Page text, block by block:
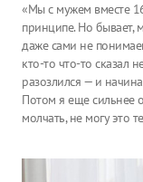
«Мы с мужем вместе
принципе. Но бывает,
даже сами не
кто-то что-то сказал
разозлился — и
Потом я еще сильнее
молчать, не могу это